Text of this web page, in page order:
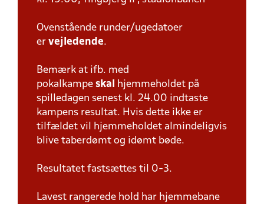
Ovenstående runder/ugedatoer
er vejledende.
Bemærk at ifb. med
pokalkampe skal
hjemmeholdet på
spilledagen senest kl. 24.00 indtaste
kampens resultat. Hvis dette ikke er
tilfældet vil hjemmeholdet almindeligvis
blive taberdømt og idømt bøde.
Resultatet fastsættes til 0-3.
Lavest rangerede hold har hjemmebane